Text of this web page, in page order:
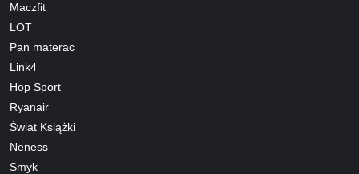
Maczfit
LOT
Pan materac
Link4
Hop Sport
Ryanair
Świat Książki
Neness
Smyk